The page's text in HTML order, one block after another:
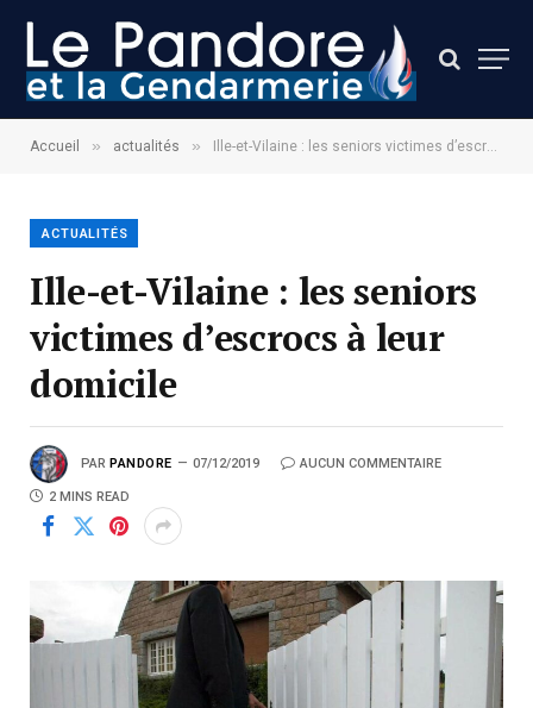
Accueil » actualités » Ille-et-Vilaine : les seniors victimes d’escrocs à leur domicile
ACTUALITÉS
Ille-et-Vilaine : les seniors
victimes d’escrocs à leur
domicile
PAR PANDORE 07/12/2019 AUCUN COMMENTAIRE
2 MINS READ